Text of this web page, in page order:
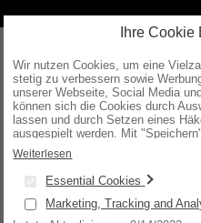
zum
NORMWERKSTOFF
Stäbe
Ihre
Wir nutzen Cookies, um eine
stetig zu verbessern sowie
unserer Webseite, Social Media
können sich die Cookies durch
lassen und durch Setzen eines
ausgespielt werden. Mit
Wenn Sie "alle erlauben &
Verwendung aller Cookies ein.
Ihrer Bestätigung in unserer
Weiterlesen
Essential Cookies
Marketing, Tracking and